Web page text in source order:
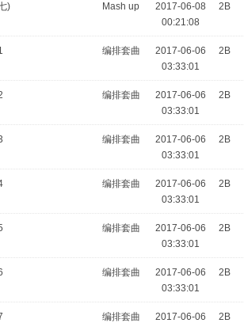
) Mash up
2017-06-08
00:21:08
2B
编排套曲
2017-06-06
03:33:01
2B
编排套曲
2017-06-06
03:33:01
2B
编排套曲
2017-06-06
03:33:01
2B
编排套曲
2017-06-06
03:33:01
2B
编排套曲
2017-06-06
03:33:01
2B
编排套曲
2017-06-06
03:33:01
2B
编排套曲
2017-06-06
2B